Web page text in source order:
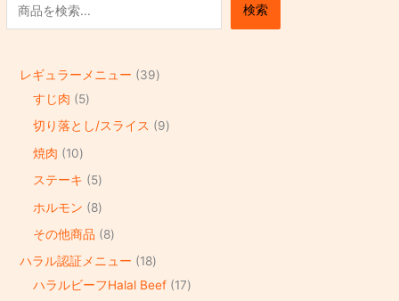
検索
レギュラーメニュー
39
すじ肉
5
切り落とし/スライス
9
焼肉
10
ステーキ
5
ホルモン
8
その他商品
8
ハラル認証メニュー
18
ハラルビーフHalal Beef
17